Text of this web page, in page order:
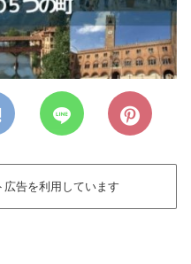
告を利用しています